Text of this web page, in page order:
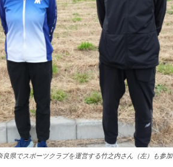
県でスポーツクラブを運営する竹之内さん（左）も参加